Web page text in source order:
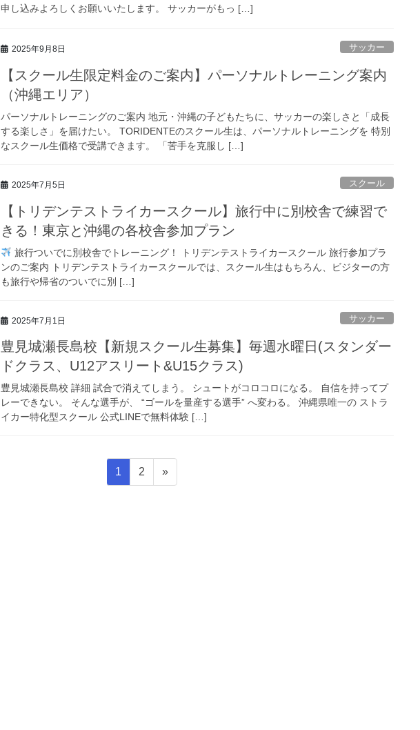
申し込みよろしくお願いいたします。 サッカーがもっ […]
2025年9月8日 サッカー
【スクール生限定料金のご案内】パーソナルトレーニング案内
（沖縄エリア）
パーソナルトレーニングのご案内 地元・沖縄の子どもたちに、サッカーの楽しさと「成長
する楽しさ」を届けたい。 TORIDENTEのスクール生は、パーソナルトレーニングを 特別
なスクール生価格で受講できます。 「苦手を克服し […]
2025年7月5日 スクール
【トリデンテストライカースクール】旅行中に別校舎で練習で
きる！東京と沖縄の各校舎参加プラン
旅行ついでに別校舎でトレーニング！ トリデンテストライカースクール 旅行参加プラ
ンのご案内 トリデンテストライカースクールでは、スクール生はもちろん、ビジターの方
も旅行や帰省のついでに別 […]
2025年7月1日 サッカー
豊見城瀬長島校【新規スクール生募集】毎週水曜日(スタンダー
ドクラス、U12アスリート&U15クラス)
豊見城瀬長島校 詳細 試合で消えてしまう。 シュートがコロコロになる。 自信を持ってプ
レーできない。 そんな選手が、 “ゴールを量産する選手” へ変わる。 沖縄県唯一の ストラ
イカー特化型スクール 公式LINEで無料体験 […]
固
定
1
固
定
2 »